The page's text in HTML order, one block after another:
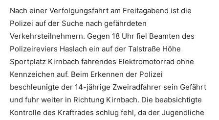
Nach einer Verfolgungsfahrt am Freitagabend ist die
Polizei auf der Suche nach gefährdeten
Verkehrsteilnehmern. Gegen 18 Uhr fiel Beamten des
Polizeireviers Haslach ein auf der Talstraße Höhe
Sportplatz Kirnbach fahrendes Elektromotorrad ohne
Kennzeichen auf. Beim Erkennen der Polizei
beschleunigte der 14-jährige Zweiradfahrer sein Gefährt
und fuhr weiter in Richtung Kirnbach. Die beabsichtigte
Kontrolle des Kraftrades schlug fehl, da der Jugendliche